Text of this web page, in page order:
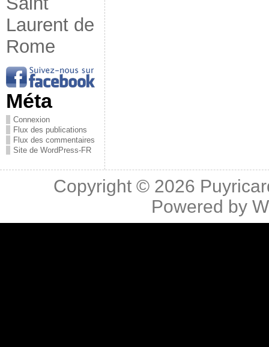
Laurent de
Rome
Méta
Connexion
Flux des publications
Flux des commentaires
Site de WordPress-FR
Copyright © 2026
Powered by